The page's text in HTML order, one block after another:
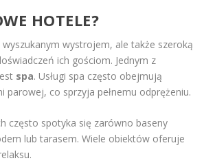
HOTELE?
wystrojem, ale także szeroką
ich gościom. Jednym z
spa. Usługi spa często obejmują
parowej, co sprzyja pełnemu odprężeniu.
często spotyka się zarówno baseny
lub tarasem. Wiele obiektów oferuje